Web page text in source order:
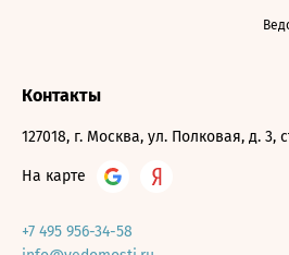
Контакты
127018, г. Москва, ул. Полковая, д. 3,
На карте
+7 495 956-34-58